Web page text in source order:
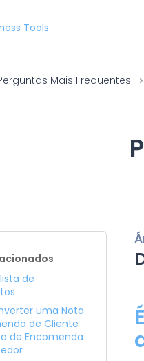
Mais Frequentes
de
uma Nota
de Cliente
de Encomenda